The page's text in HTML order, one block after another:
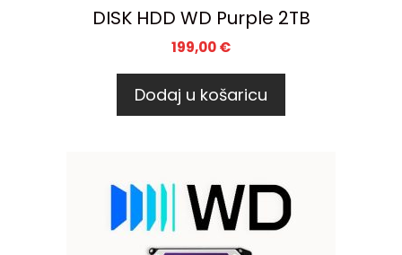
DISK HDD WD Purple 2TB
199,00€
Dodaj u košaricu